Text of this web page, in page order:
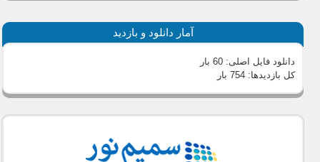
آمار دانلود و بازدید
دانلود فایل اصلی:60 بار
کل بازدیدها:754 بار